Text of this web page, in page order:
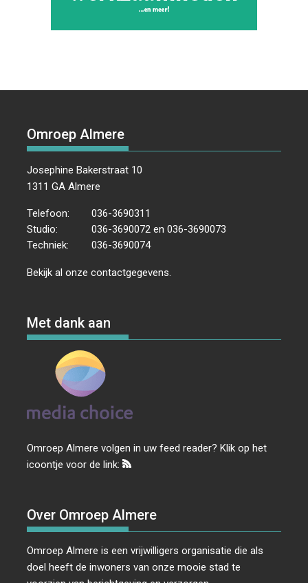
Omroep Almere
Josephine Bakerstraat 10
1311 GA Almere
Telefoon:
036-3690311
Studio:
036-3690072 en 036-3690073
Techniek:
036-3690074
Bekijk al onzecontactgegevens
Met dank aan
Omroep Almere volgen in uw feed reader? Klik op het
icoontje voor de link:
Over Omroep Almere
Omroep Almere is een vrijwilligers organisatie die als
doel heeft de inwoners van onze mooie stad te